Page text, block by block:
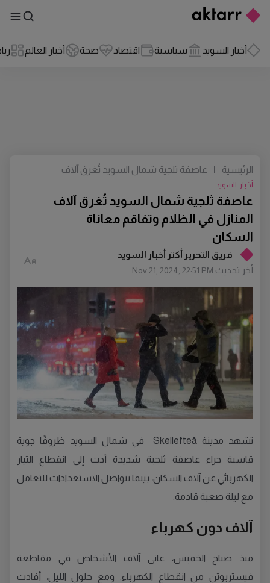
أخبار السويد سياسية اقتصاد صحة أخبار العالم
فريق التحرير أكتر أخبار السويد
أخر تحديث Nov 21, 2024, 22:51 PM
عاصفة ثلجية شمال السويد تُغرق آلاف
المنازل في الظلام وتفاقم معاناة
السكان
أخبار-السويد
الرئيسية
عاصفة ثلجية شمال السويد تُغرق آلاف
تشهد مدينة Skellefteå في شمال السويد ظروفًا جوية
قاسية جراء عاصفة ثلجية شديدة أدت إلى انقطاع التيار
الكهربائي عن آلاف السكان، بينما تتواصل الاستعدادات للتعامل
مع ليلة صعبة قادمة.
آلاف دون كهرباء
منذ صباح الخميس، عانى آلاف الأشخاص في مقاطعة
فيستربوتن من انقطاع الكهرباء. ومع حلول الليل، أفادت